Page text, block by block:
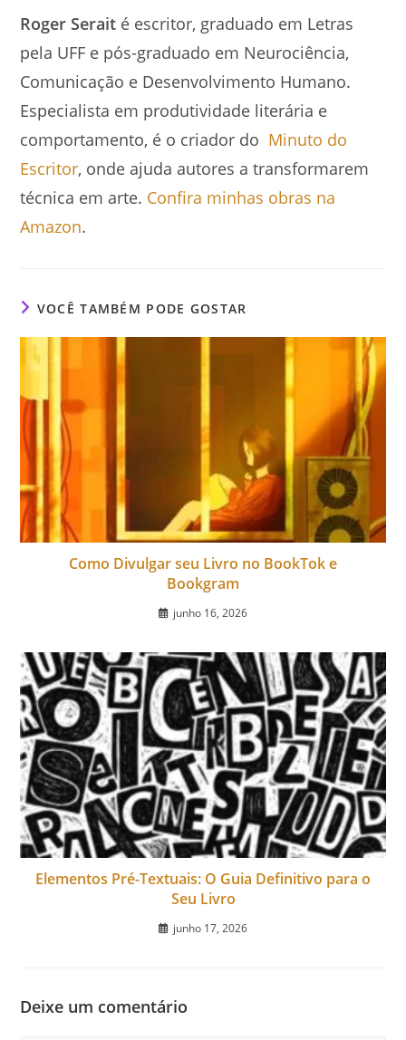
Roger Serait é escritor, graduado em Letras
pela UFF e pós-graduado em Neurociência,
Comunicação e Desenvolvimento Humano.
Especialista em produtividade literária e
comportamento, é o criador do Minuto do
Escritor, onde ajuda autores a transformarem
técnica em arte. Confira minhas obras na
Amazon.
VOCÊ TAMBÉM PODE GOSTAR
Como Divulgar seu Livro no BookTok e
Bookgram
junho 16, 2026
Elementos Pré-Textuais: O Guia Definitivo para o
Seu Livro
junho 17, 2026
Deixe um comentário